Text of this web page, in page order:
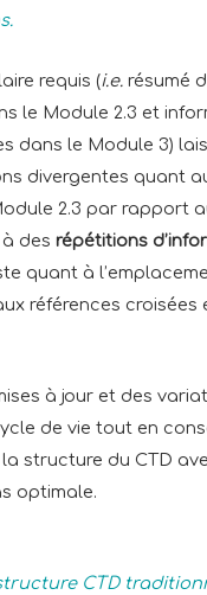
requis (i.e. résumé
le Module 2.3 et
dans le Module 3)
divergentes quant
2.3 par rapport
à desrépétitions
quant à
références croisées
à jour et des
de vie tout en
structure du CTD
optimale.
CTD